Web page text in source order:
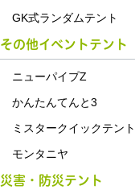
GK式ランダムテント
その他イベントテント
ニューパイプZ
かんたんてんと3
ミスタークイックテント
モンタニヤ
災害・防災テント